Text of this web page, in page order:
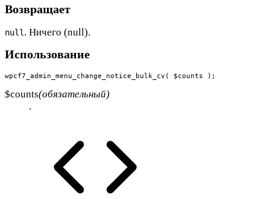
Возвращает
null . Ничего (null).
Использование
wpcf7_admin_menu_change_notice_bulk_cv( $counts );
$counts(обязательный)
.